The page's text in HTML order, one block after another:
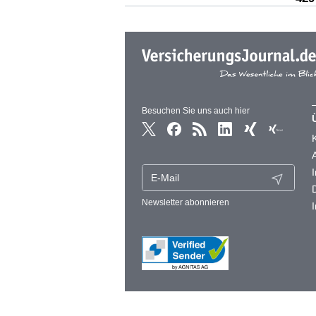
Besuchen Sie uns auch hier
Newsletter abonnieren